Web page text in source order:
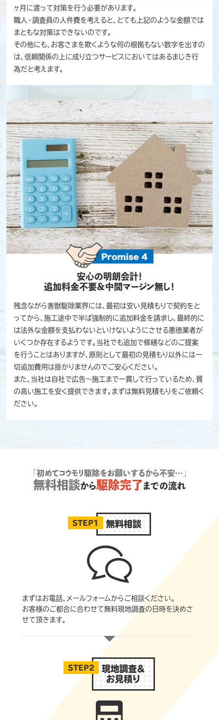
ヶ月に渡って対策を行う必要があります。
職人・調査員の人件費を考えると、とても上記のような金額では
まともな対策はできないのです。
その他にも、お客さまを欺くような何の根拠もない数字を出すの
は、信頼関係の上に成り立つサービスにおいてはあるまじき行
為だと考えます。
安心の明朗会計！
追加料金不要＆中間マージン無し！
残念ながら害獣駆除業界には、最初は安い見積もりで契約をと
ってから、施工途中で半ば強制的に追加料金を請求し、最終的に
は法外な金額を支払わないといけないようにさせる悪徳業者が
いくつか存在するようです。当社でも追加で修繕などのご提案
を行うことはありますが、原則として最初の見積もり以外には一
切追加費用は掛かりませんのでご安心ください。
また、当社は自社で広告～施工まで一貫して行っているため、質
の高い施工を安く提供できます。まずは無料見積もりをご依頼く
ださい。
「初めてコウモリ駆除をお願いするから不安…」
無料相談から駆除完了までの流れ
STEP1 無料相談
まずはお電話、メールフォームからご相談ください。
お客様のご都合に合わせて無料現地調査の日時を決めさ
せて頂きます。
STEP2
現地調査＆
お見積り